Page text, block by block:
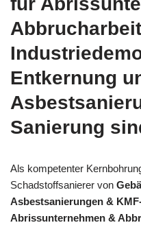
Entkernung
Sanierung
Als kompetenter
Schadstoffsanierer von
Asbestsanierungen &
Abrissunternehmen &